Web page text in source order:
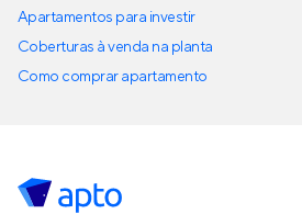
Apartamentos para investir
Coberturas à venda na planta
Como comprar apartamento